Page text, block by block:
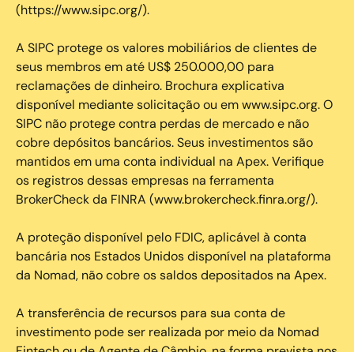
(https://www.sipc.org/).
A SIPC protege os valores mobiliários de clientes de
seus membros em até US$ 250.000,00 para
reclamações de dinheiro. Brochura explicativa
disponível mediante solicitação ou em www.sipc.org. O
SIPC não protege contra perdas de mercado e não
cobre depósitos bancários. Seus investimentos são
mantidos em uma conta individual na Apex. Verifique
os registros dessas empresas na ferramenta
BrokerCheck da FINRA (www.brokercheck.finra.org/).
A proteção disponível pelo FDIC, aplicável à conta
bancária nos Estados Unidos disponível na plataforma
da Nomad, não cobre os saldos depositados na Apex.
A transferência de recursos para sua conta de
investimento pode ser realizada por meio da Nomad